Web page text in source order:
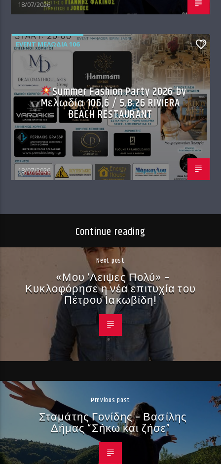
18/07/2026
EVENT ΜΕΛΩΔΊΑ 106 1
Summer Fashion Party 2026 by
Mελωδία 106,6 / 5.8.26 RIVIERA
BEACH RESTAURANT
18/07/2026
Continue reading
Next post
«Μου ‘Λειψες Πολύ» –
Κυκλοφόρησε η νέα επιτυχία του
Πέτρου Ιακωβίδη!
Previous post
Σταμάτης Γονίδης – Βασίλης
Δήμας “Σήκω και ζήσε”